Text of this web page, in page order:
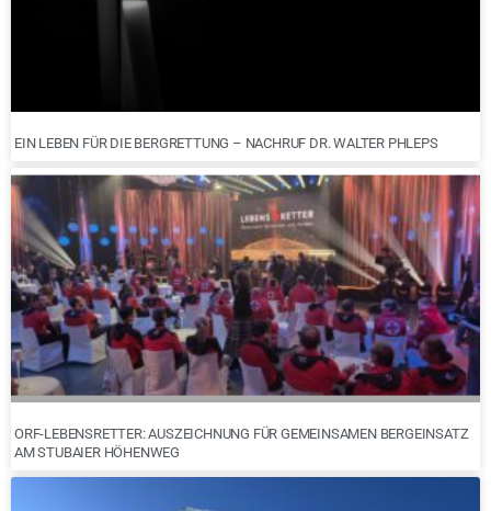
EIN LEBEN FÜR DIE BERGRETTUNG – NACHRUF DR. WALTER PHLEPS
ORF-LEBENSRETTER: AUSZEICHNUNG FÜR GEMEINSAMEN BERGEINSATZ
AM STUBAIER HÖHENWEG